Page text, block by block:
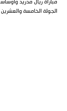
مباراة ريال مدريد
الجولة الخامسة والعشرين من منافسات